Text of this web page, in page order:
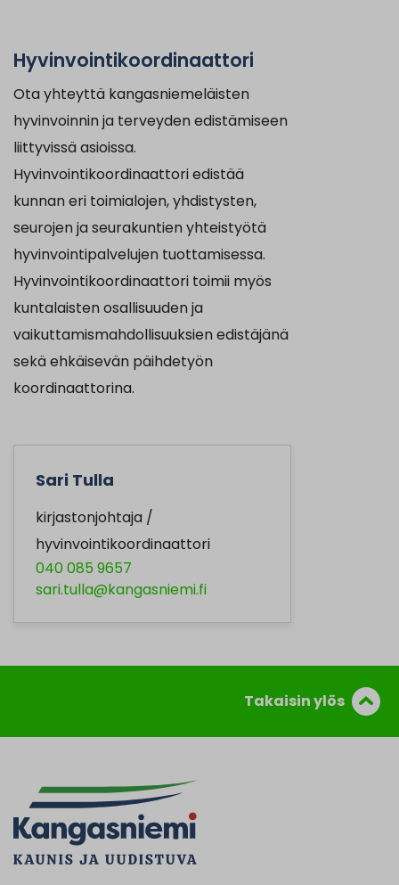
Hyvinvointikoordinaattori
Ota yhteyttä kangasniemeläisten
hyvinvoinnin ja terveyden edistämiseen
liittyvissä asioissa.
Hyvinvointikoordinaattori edistää
kunnan eri toimialojen, yhdistysten,
seurojen ja seurakuntien yhteistyötä
hyvinvointipalvelujen tuottamisessa.
Hyvinvointikoordinaattori toimii myös
kuntalaisten osallisuuden ja
vaikuttamismahdollisuuksien edistäjänä
sekä ehkäisevän päihdetyön
koordinaattorina.
Sari Tulla
kirjastonjohtaja /
hyvinvointikoordinaattori
040 085 9657
sari.tulla@kangasniemi.fi
Takaisin ylös